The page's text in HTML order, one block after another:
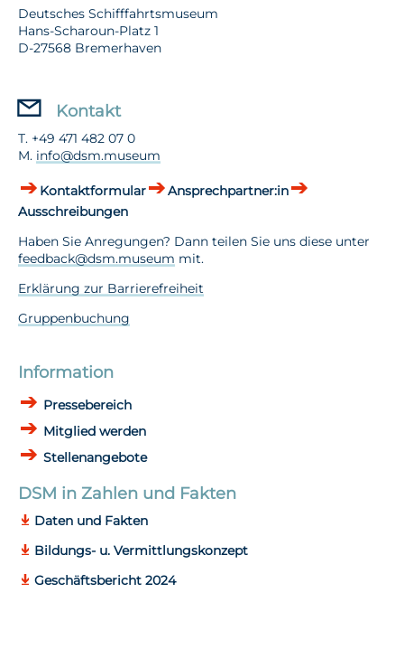
Deutsches Schifffahrtsmuseum
Hans-Scharoun-Platz 1
D-27568 Bremerhaven
Kontakt
T. +49 471 482 07 0
M. info@dsm.museum
Kontaktformular
Ansprechpartner:in
Ausschreibungen
Haben Sie Anregungen? Dann teilen Sie uns diese unter
feedback@dsm.museum mit.
Erklärung zur Barrierefreiheit
Gruppenbuchung
Information
Pressebereich
Mitglied werden
Stellenangebote
DSM in Zahlen und Fakten
Daten und Fakten
Bildungs- u. Vermittlungskonzept
Geschäftsbericht 2024